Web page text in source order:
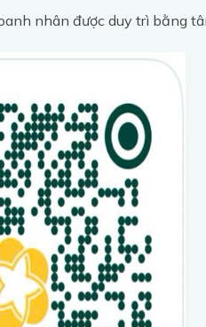
nhân được duy trì bằng